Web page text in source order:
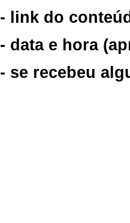
- link do
- data e hora
- se recebeu